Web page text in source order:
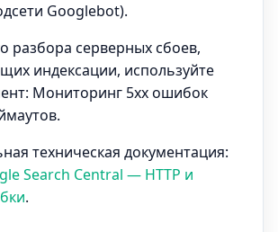
Googlebot).
разбора серверных сбоев,
индексации, используйте
Мониторинг 5xx ошибок
техническая документация:
Search Central — HTTP и
.